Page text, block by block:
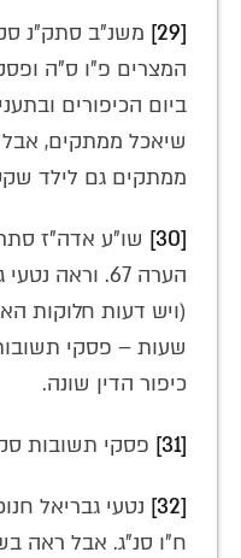
[29]
משנ"ב סתק"נ
המצרים פ"ו ס"ה
ביום הכיפורים
שיאכל ממתקים,
ממתקים גם לילד שקטן
[30]
שו"ע אדה"ז
הערה 67. וראה
(ויש דעות חלוקות
שעות – פסקי
כיפור הדין שונה.
[31] פסקי תשובות
[32]
נטעי גבריאל
ח"ו סנ"ג. אבל ראה